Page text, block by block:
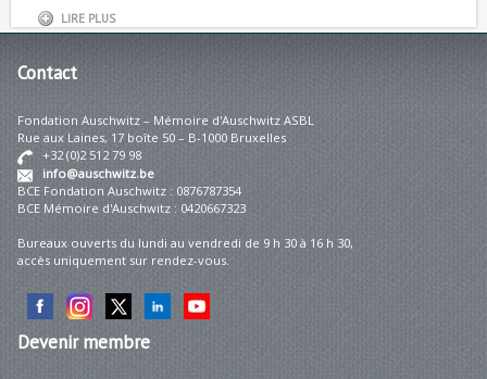
LIRE PLUS
Contact
Fondation Auschwitz – Mémoire d'Auschwitz ASBL
Rue aux Laines, 17 boîte 50 – B-1000 Bruxelles
+32 (0)2 512 79 98
info@auschwitz.be
BCE Fondation Auschwitz : 0876787354
BCE Mémoire d'Auschwitz : 0420667323
Bureaux ouverts du lundi au vendredi de 9 h 30 à 16 h 30,
accès uniquement sur rendez-vous.
Devenirmembre